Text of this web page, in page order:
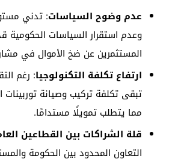
عدم وضوح السياسات: تدني
وعدم استقرار السياسات الحكومية
المستثمرين عن ضخ الأموال في
ارتفاع تكلفة التكنولوجيا: رغم
تبقى تكلفة تركيب وصيانة توربينات
مما يتطلب تمويلًا مستدامًا.
قلة الشراكات بين القطاعين
التعاون المحدود بين الحكومة